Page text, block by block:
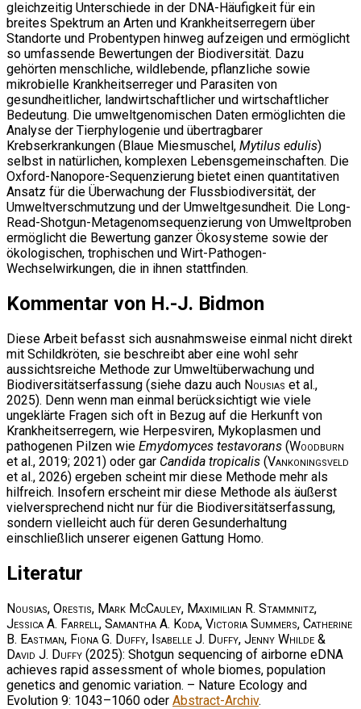
gleichzeitig Unterschiede in der DNA-Häufigkeit für ein
breites Spektrum an Arten und Krankheitserregern über
Standorte und Probentypen hinweg aufzeigen und ermöglicht
so umfassende Bewertungen der Biodiversität. Dazu
gehörten menschliche, wildlebende, pflanzliche sowie
mikrobielle Krankheitserreger und Parasiten von
gesundheitlicher, landwirtschaftlicher und wirtschaftlicher
Bedeutung. Die umweltgenomischen Daten ermöglichten die
Analyse der Tierphylogenie und übertragbarer
Krebserkrankungen (Blaue Miesmuschel, Mytilus edulis)
selbst in natürlichen, komplexen Lebensgemeinschaften. Die
Oxford-Nanopore-Sequenzierung bietet einen quantitativen
Ansatz für die Überwachung der Flussbiodiversität, der
Umweltverschmutzung und der Umweltgesundheit. Die Long-
Read-Shotgun-Metagenomsequenzierung von Umweltproben
ermöglicht die Bewertung ganzer Ökosysteme sowie der
ökologischen, trophischen und Wirt-Pathogen-
Wechselwirkungen, die in ihnen stattfinden.
Kommentar von H.-J. Bidmon
Diese Arbeit befasst sich ausnahmsweise einmal nicht direkt
mit Schildkröten, sie beschreibt aber eine wohl sehr
aussichtsreiche Methode zur Umweltüberwachung und
Biodiversitätserfassung (siehe dazu auch Nousias et al.,
2025). Denn wenn man einmal berücksichtigt wie viele
ungeklärte Fragen sich oft in Bezug auf die Herkunft von
Krankheitserregern, wie Herpesviren, Mykoplasmen und
pathogenen Pilzen wie Emydomyces testavorans (Woodburn
et al., 2019; 2021) oder gar Candida tropicalis (Vankoningsveld
et al., 2026) ergeben scheint mir diese Methode mehr als
hilfreich. Insofern erscheint mir diese Methode als äußerst
vielversprechend nicht nur für die Biodiversitätserfassung,
sondern vielleicht auch für deren Gesunderhaltung
einschließlich unserer eigenen Gattung Homo.
Literatur
Nousias, Orestis, Mark McCauley, Maximilian R. Stammnitz,
Jessica A. Farrell, Samantha A. Koda, Victoria Summers, Catherine
B. Eastman, Fiona G. Duffy, Isabelle J. Duffy, Jenny Whilde &
David J. Duffy (2025): Shotgun sequencing of airborne eDNA
achieves rapid assessment of whole biomes, population
genetics and genomic variation. – Nature Ecology and
Evolution 9: 1043–1060 oder Abstract-Archiv.